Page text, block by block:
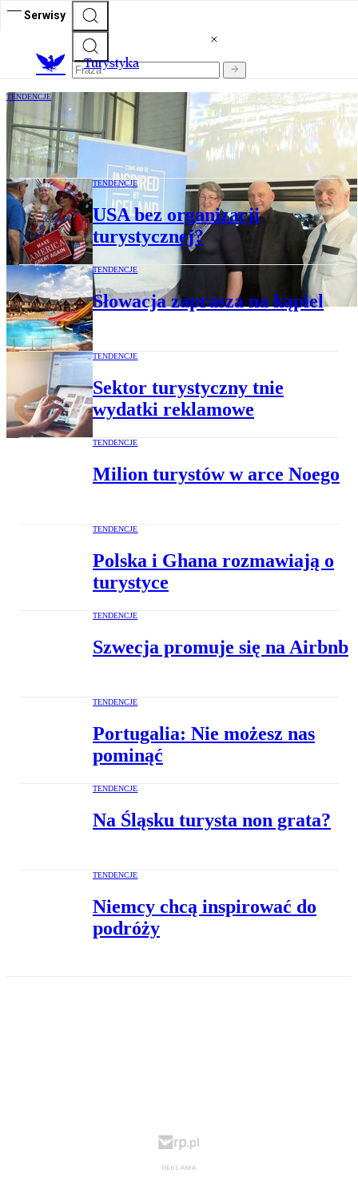
Serwisy
Turystyka
TENDENCJE
Islandia coraz popularniejsza, więc
droższa
TENDENCJE
USA bez organizacji
turystycznej?
TENDENCJE
Słowacja zaprasza na kąpiel
TENDENCJE
Sektor turystyczny tnie
wydatki reklamowe
TENDENCJE
Milion turystów w arce Noego
TENDENCJE
Polska i Ghana rozmawiają o
turystyce
TENDENCJE
Szwecja promuje się na Airbnb
TENDENCJE
Portugalia: Nie możesz nas
pominąć
TENDENCJE
Na Śląsku turysta non grata?
TENDENCJE
Niemcy chcą inspirować do
podróży